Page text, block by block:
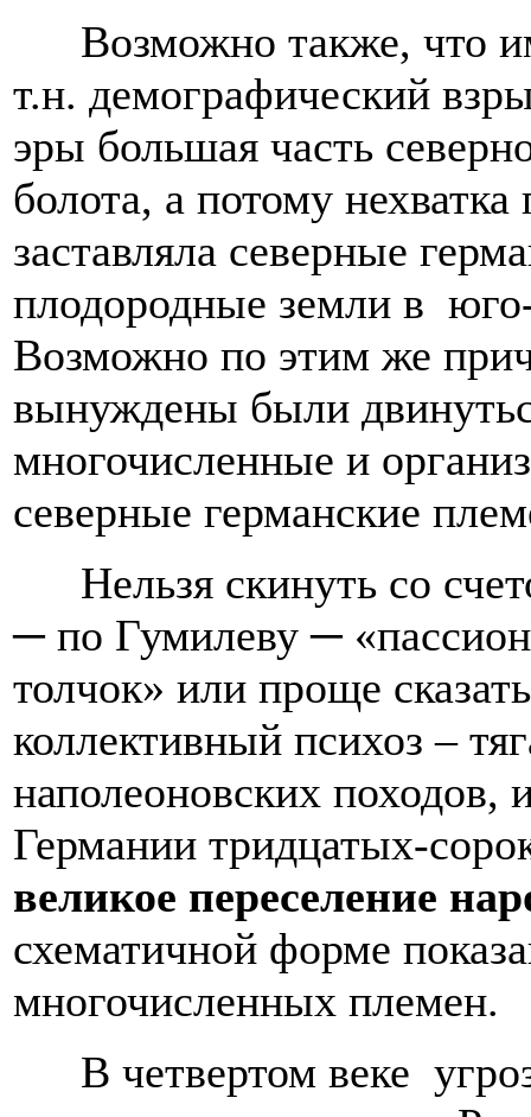
Возможно также, что
т.н. демографический
эры большая часть
болота, а потому
заставляла северные
плодородные земли в
Возможно по этим же
вынуждены были
многочисленные и
северные германские
Нельзя скинуть со
─ по Гумилеву ─
толчок» или проще
коллективный психоз –
наполеоновских походов,
Германии тридцатых-
великое переселение
схематичной форме
многочисленных племен.
В четвертом веке